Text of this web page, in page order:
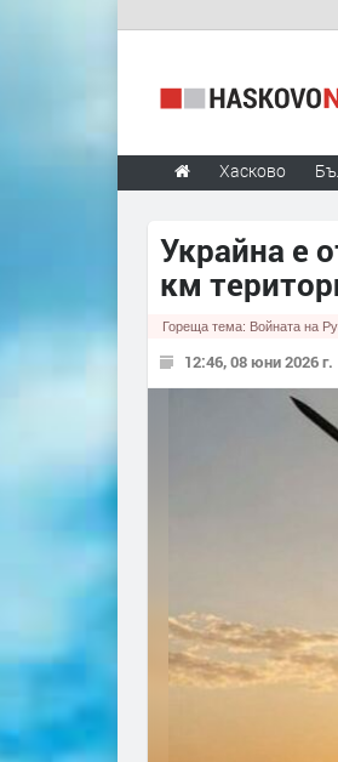
Хасково
Украйна е
км
Гореща тема: Войната на
12:46, 08 юни 2026 г.